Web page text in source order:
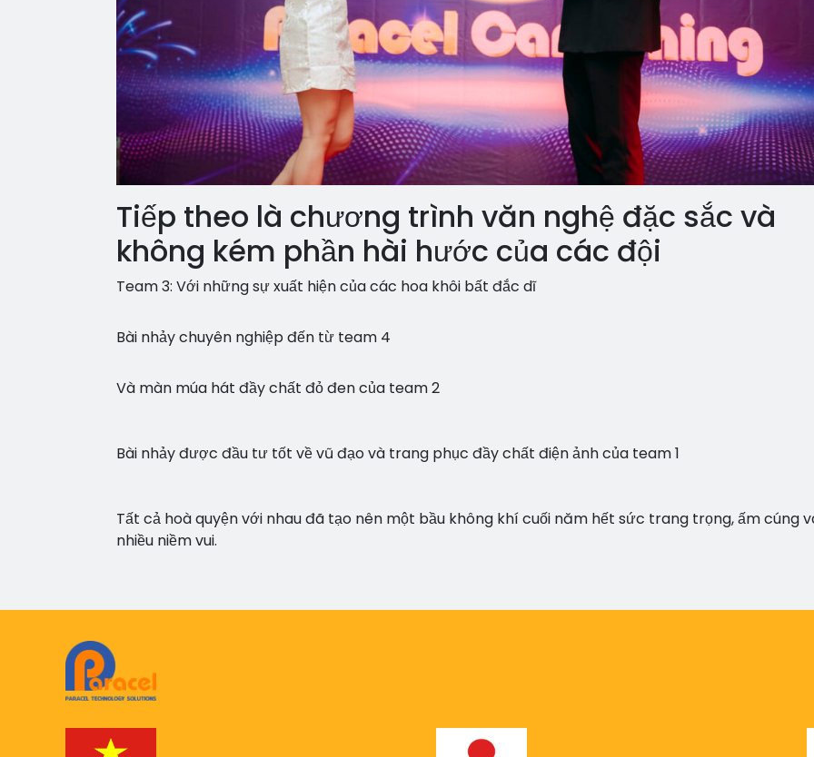
Tiếp theo là chương trình văn nghệ đặc sắc và
không kém phần hài hước của các đội
Team 3: Với những sự xuất hiện của các hoa khôi bất đắc dĩ
Bài nhảy chuyên nghiệp đến từ team 4
Và màn múa hát đầy chất đỏ đen của team 2
Bài nhảy được đầu tư tốt về vũ đạo và trang phục đầy chất điện ảnh của team 1
Tất cả hoà quyện với nhau đã tạo nên một bầu không khí cuối năm hết sức trang trọng, ấm cúng
nhiều niềm vui.